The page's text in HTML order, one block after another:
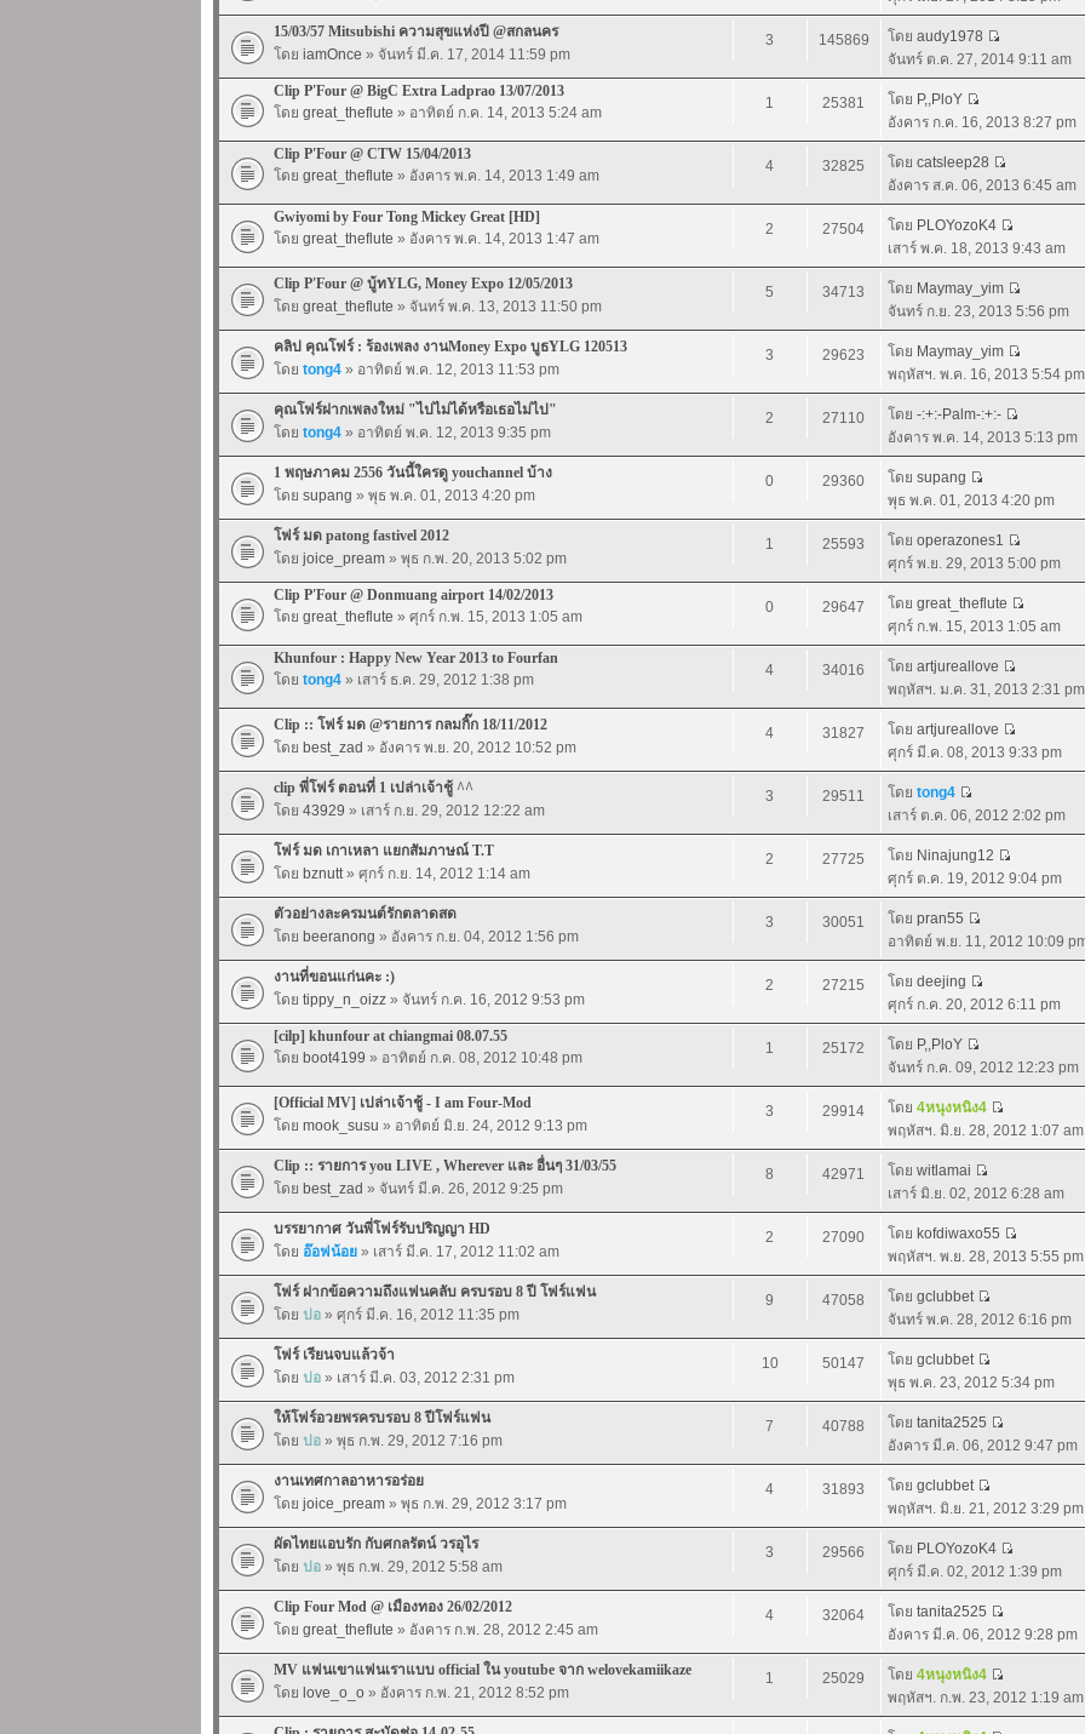
15/03/57 Mitsubishi ความสุขแห่งปี @สกลนคร
โดย iamOnce » จันทร์ มี.ค. 17, 2014 11:59 pm
3 145869 โดย audy1978
จันทร์ ต.ค. 27, 2014 9:11 am
Clip P'Four @ BigC Extra Ladprao 13/07/2013
โดย great_theflute » อาทิตย์ ก.ค. 14, 2013 5:24 am
1 25381 โดย P,,PloY
อังคาร ก.ค. 16, 2013 8:27 pm
Clip P'Four @ CTW 15/04/2013
โดย great_theflute » อังคาร พ.ค. 14, 2013 1:49 am
4 32825 โดย catsleep28
อังคาร ส.ค. 06, 2013 6:45 am
Gwiyomi by Four Tong Mickey Great [HD]
โดย great_theflute » อังคาร พ.ค. 14, 2013 1:47 am
2 27504 โดย PLOYozoK4
เสาร์ พ.ค. 18, 2013 9:43 am
Clip P'Four @ บู้ทYLG, Money Expo 12/05/2013
โดย great_theflute » จันทร์ พ.ค. 13, 2013 11:50 pm
5 34713 โดย Maymay_yim
จันทร์ ก.ย. 23, 2013 5:56 pm
คลิป คุณโฟร์ : ร้องเพลง งานMoney Expo บูธYLG 120513
โดย tong4 » อาทิตย์ พ.ค. 12, 2013 11:53 pm
3 29623 โดย Maymay_yim
พฤหัสฯ. พ.ค. 16, 2013 5:54 pm
คุณโฟร์ฝากเพลงใหม่ "ไปไม่ได้หรือเธอไม่ไป"
โดย tong4 » อาทิตย์ พ.ค. 12, 2013 9:35 pm
2 27110 โดย -:+:-Palm-:+:-
อังคาร พ.ค. 14, 2013 5:13 pm
1 พฤษภาคม 2556 วันนี้ใครดู youchannel บ้าง
โดย supang » พุธ พ.ค. 01, 2013 4:20 pm
0 29360 โดย supang
พุธ พ.ค. 01, 2013 4:20 pm
โฟร์ มด patong fastivel 2012
โดย joice_pream » พุธ ก.พ. 20, 2013 5:02 pm
1 25593 โดย operazones1
ศุกร์ พ.ย. 29, 2013 5:00 pm
Clip P'Four @ Donmuang airport 14/02/2013
โดย great_theflute » ศุกร์ ก.พ. 15, 2013 1:05 am
0 29647 โดย great_theflute
ศุกร์ ก.พ. 15, 2013 1:05 am
Khunfour : Happy New Year 2013 to Fourfan
โดย tong4 » เสาร์ ธ.ค. 29, 2012 1:38 pm
4 34016 โดย artjureallove
พฤหัสฯ. ม.ค. 31, 2013 2:31 pm
Clip :: โฟร์ มด @รายการ กลมกิ๊ก 18/11/2012
โดย best_zad » อังคาร พ.ย. 20, 2012 10:52 pm
4 31827 โดย artjureallove
ศุกร์ มี.ค. 08, 2013 9:33 pm
clip พี่โฟร์ ตอนที่ 1 เปล่าเจ้าชู้ ^^
โดย 43929 » เสาร์ ก.ย. 29, 2012 12:22 am
3 29511 โดย tong4
เสาร์ ต.ค. 06, 2012 2:02 pm
โฟร์ มด เกาเหลา แยกสัมภาษณ์ T.T
โดย bznutt» ศุกร์ ก.ย. 14, 2012 1:14 am
2 27725 โดย Ninajung12
ศุกร์ ต.ค. 19, 2012 9:04 pm
ตัวอย่างละครมนต์รักตลาดสด
โดย beeranong » อังคาร ก.ย. 04, 2012 1:56 pm
3 30051 โดย pran55
อาทิตย์ พ.ย. 11, 2012 10:09
งานที่ขอนแก่นคะ :)
โดย tippy_n_oizz » จันทร์ ก.ค. 16, 2012 9:53 pm
2 27215 โดย deejing
ศุกร์ ก.ค. 20, 2012 6:11 pm
[cilp] khunfour at chiangmai 08.07.55
โดย boot4199 » อาทิตย์ ก.ค. 08, 2012 10:48 pm
1 25172 โดย P,,PloY
จันทร์ ก.ค. 09, 2012 12:23 pm
[Official MV] เปล่าเจ้าชู้ - I am Four-Mod
โดย mook_susu » อาทิตย์ มิ.ย. 24, 2012 9:13 pm
3 29914 โดย 4หนุงหนิง4
พฤหัสฯ. มิ.ย. 28, 2012 1:07 am
Clip :: รายการ you LIVE , Wherever และ อื่นๆ 31/03/55
โดย best_zad » จันทร์ มี.ค. 26, 2012 9:25 pm
8 42971 โดย witlamai
เสาร์ มิ.ย. 02, 2012 6:28 am
บรรยากาศ วันพี่โฟร์รับปริญญา HD
โดย อ๊อฟน้อย » เสาร์ มี.ค. 17, 2012 11:02 am
2 27090 โดย kofdiwaxo55
พฤหัสฯ. พ.ย. 28, 2013 5:55 pm
โฟร์ ฝากข้อความถึงแฟนคลับ ครบรอบ 8 ปี โฟร์แฟน
โดย ปอ » ศุกร์ มี.ค. 16, 2012 11:35 pm
9 47058 โดย gclubbet
จันทร์ พ.ค. 28, 2012 6:16 pm
โฟร์ เรียนจบแล้วจ้า
โดย ปอ » เสาร์ มี.ค. 03, 2012 2:31 pm
10 50147 โดย gclubbet
พุธ พ.ค. 23, 2012 5:34 pm
ให้โฟร์อวยพรครบรอบ 8 ปีโฟร์แฟน
โดย ปอ » พุธ ก.พ. 29, 2012 7:16 pm
7 40788 โดย tanita2525
อังคาร มี.ค. 06, 2012 9:47 pm
งานเทศกาลอาหารอร่อย
โดย joice_pream » พุธ ก.พ. 29, 2012 3:17 pm
4 31893 โดย gclubbet
พฤหัสฯ. มิ.ย. 21, 2012 3:29 pm
ผัดไทยแอบรัก กับศกลรัตน์ วรอุไร
โดย ปอ » พุธ ก.พ. 29, 2012 5:58 am
3 29566 โดย PLOYozoK4
ศุกร์ มี.ค. 02, 2012 1:39 pm
Clip Four Mod @ เมืองทอง 26/02/2012
โดย great_theflute » อังคาร ก.พ. 28, 2012 2:45 am
4 32064 โดย tanita2525
อังคาร มี.ค. 06, 2012 9:28 pm
MV แฟนเขาแฟนเราแบบ official ใน youtube จาก welovekamiikaze
โดย love_o_o » อังคาร ก.พ. 21, 2012 8:52 pm
1 25029 โดย 4หนุงหนิง4
พฤหัสฯ. ก.พ. 23, 2012 1:19 am